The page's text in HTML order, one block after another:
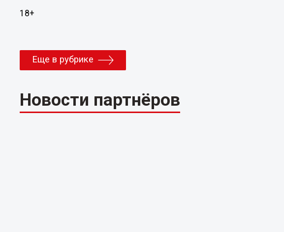
18+
Еще в рубрике
Новости партнёров